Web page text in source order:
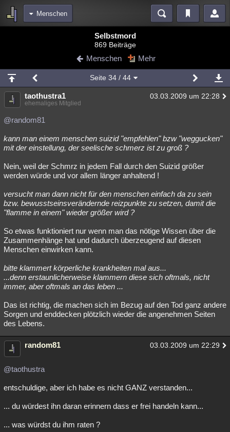
Menschen
Blogs Videos
Chat Wiki Neuigkeiten
meine Rubriken
Menschen Wissenschaft Mystery Kriminalfälle
Spiritualität
Natur Umfragen Unterhaltung
Philosophie Träume Orte Esoterik Literatur
Astronomie Helpdesk Gruppen Gaming Filme
Musik Clash Verbesserungen
Besucht Teilgenommen Alle Neue Geschlossen
Selbstmord
869 Beiträge
Menschen Mehr
Seite 34/ 44
taothustra1 03.03.2009 um 22:28
ehemaliges Mitglied
@random81
kann man einem menschen suizid "empfehlen" bzw "weggucken"
mit der einstellung, der seelische schmerz ist zu groß ?
Nein, weil der Schmrz in jedem Fall durch den Suizid größer
werden würde und vor allem länger anhaltend !
versucht man dann nicht für den menschen einfach da zu sein
bzw. bewusstseinsverändernde reizpunkte zu setzen, damit die
"flamme in einem" wieder größer wird ?
So etwas funktioniert nur wenn man das nötige Wissen über die
Zusammenhänge hat und dadurch überzeugend auf diesen
Menschen einwirken kann.
bitte klammert körperliche krankheiten mal aus...
...denn erstaunlicherweise klammern diese sich oftmals, nicht
immer, aber oftmals an das leben ...
Das ist richtig, die machen sich im Bezug auf den Tod ganz andere
Sorgen und enddecken plötzlich wieder die angenehmen Seiten
des Lebens.
random81 03.03.2009 um 22:29
@taothustra
entschuldige, aber ich habe es nicht GANZ verstanden...
... du würdest ihn daran erinnern dass er frei handeln kann...
... was würdst du ihm raten ?